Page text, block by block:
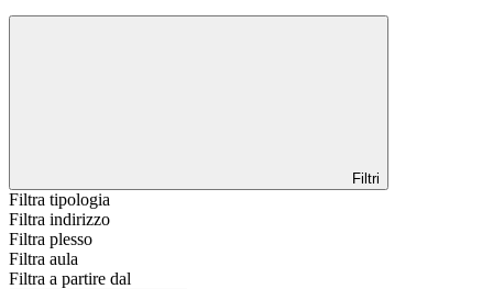
Filtri
Filtra tipologia
Filtra indirizzo
Filtra plesso
Filtra aula
Filtra a partire dal